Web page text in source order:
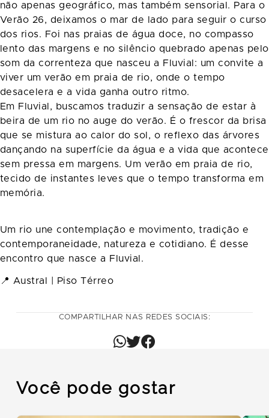
não apenas geográfico, mas também sensorial. Para o
Verão 26, deixamos o mar de lado para seguir o curso
dos rios. Foi nas praias de água doce, no compasso
lento das margens e no silêncio quebrado apenas pelo
som da correnteza que nasceu a Fluvial: um convite a
viver um verão em praia de rio, onde o tempo
desacelera e a vida ganha outro ritmo.
Em Fluvial, buscamos traduzir a sensação de estar à
beira de um rio no auge do verão. É o frescor da brisa
que se mistura ao calor do sol, o reflexo das árvores
dançando na superfície da água e a vida que acontece
sem pressa em margens. Um verão em praia de rio,
tecido de instantes leves que o tempo transforma em
memória.
Um rio une contemplação e movimento, tradição e
contemporaneidade, natureza e cotidiano. É desse
encontro que nasce a Fluvial.
📍 Austral | Piso Térreo
COMPARTILHAR NAS REDES SOCIAIS:
Você pode gostar